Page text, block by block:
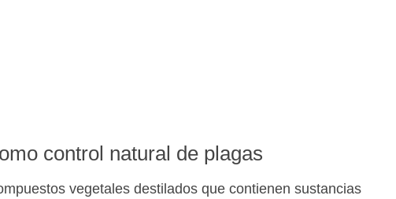
control natural de plagas
vegetales destilados que contienen sustancias